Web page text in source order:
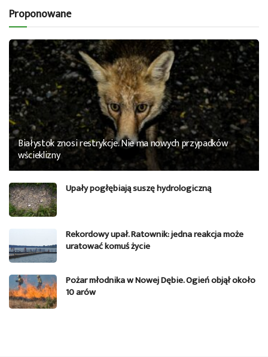
Proponowane
Białystok znosi restrykcje. Nie ma nowych przypadków
wścieklizny
Upały pogłębiają suszę hydrologiczną
Rekordowy upał. Ratownik: jedna reakcja może
uratować komuś życie
Pożar młodnika w Nowej Dębie. Ogień objął około
10 arów